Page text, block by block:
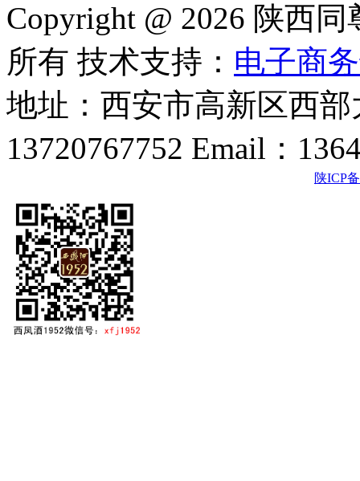
Copyright @ 2026 陕西
所有 技术支持： 电子商
地址：西安市高新区西
13720767752 Email：
陕ICP